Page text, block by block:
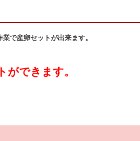
で産卵セットが出来ます。
ができます。